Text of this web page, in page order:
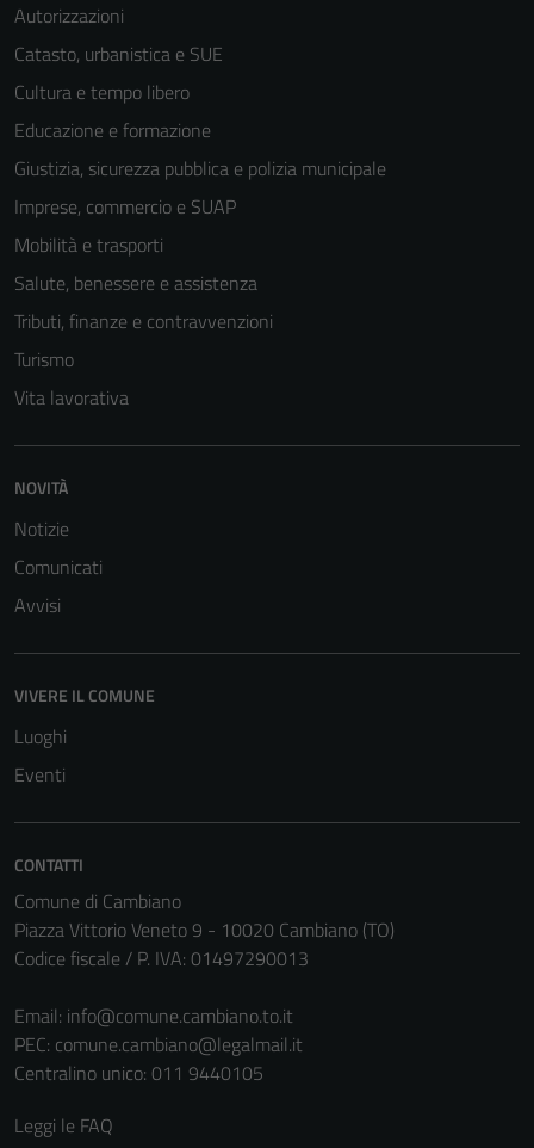
Autorizzazioni
Catasto, urbanistica e SUE
Cultura e tempo libero
Educazione e formazione
Giustizia, sicurezza pubblica e polizia municipale
Imprese, commercio e SUAP
Mobilità e trasporti
Salute, benessere e assistenza
Tributi, finanze e contravvenzioni
Turismo
Vita lavorativa
NOVITÀ
Notizie
Comunicati
Avvisi
VIVERE IL COMUNE
Luoghi
Eventi
CONTATTI
Comune di Cambiano
Piazza Vittorio Veneto 9 - 10020 Cambiano (TO)
Codice fiscale / P. IVA: 01497290013
Email: info@comune.cambiano.to.it
PEC: comune.cambiano@legalmail.it
Centralino unico: 011 9440105
Leggi le FAQ